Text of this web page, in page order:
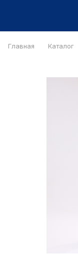
Главная Каталог